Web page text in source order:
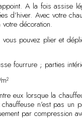
A la fois assise
d’hiver. Avec votre
décoration.
pouvez plier et
fourrure ; parties
eux lorsque la
n’est pas
par compression